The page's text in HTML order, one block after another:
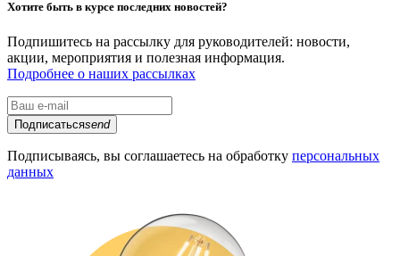
Хотите быть в курсе последних новостей?
Подпишитесь на рассылку для руководителей: новости,
акции, мероприятия и полезная информация.
Подробнее о наших рассылках
Подписатьсяsend
Подписываясь, вы соглашаетесь на обработку персональных
данных